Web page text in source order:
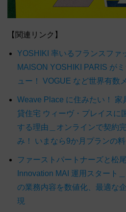
【関連リンク】
YOSHIKI 率いるフランスファ
MAISON YOSHIKI PARIS が
ュー！ VOGUE など世界有数
Weave Place に住みたい！ 家
貸住宅 ウィーヴ・プレイスに
する理由＿オンラインで契約
み！ いまなら9か月プランの
ファーストパートナーズと松
Innovation MAI 運用スタート
の業務内容を数値化、最適な
現